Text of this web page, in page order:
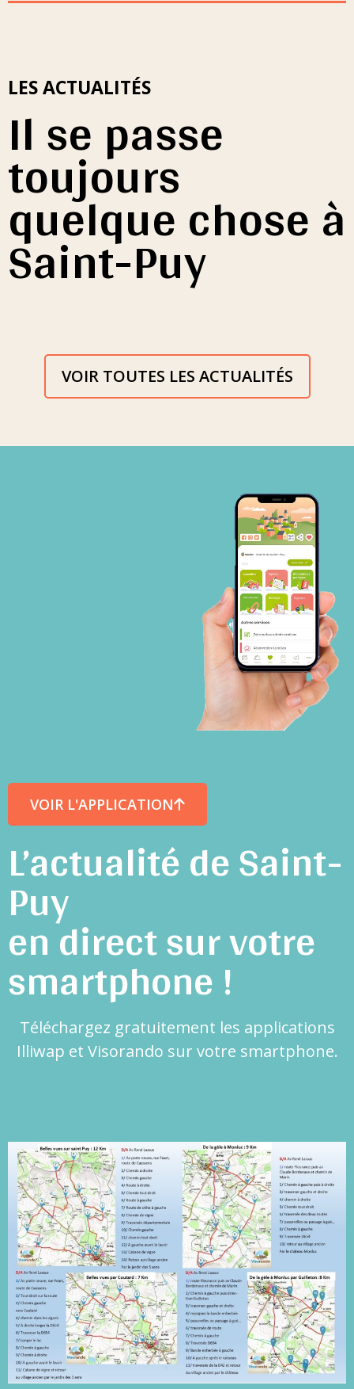
LES ACTUALITÉS
Il se passe
toujours
quelque chose à
Saint-Puy
VOIR TOUTES LES ACTUALITÉS
VOIR L'APPLICATION
L’actualité de Saint-
Puy
en direct sur votre
smartphone !
Téléchargez gratuitement les applications
Illiwap et Visorando sur votre smartphone.